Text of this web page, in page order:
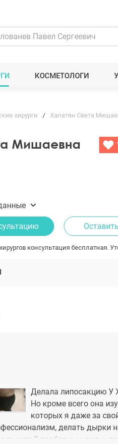
КОСМЕТОЛОГИ
хирурги Халатян Света
Мишаевна
консультация бесплатная.
Делала липосакцию У
Но кроме всего она
которых я даже за
делать дырки
3 проблемы : жир,